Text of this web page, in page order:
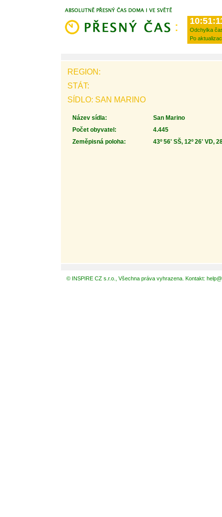
Odchylka
Po
REGION:
STÁT:
SÍDLO: SAN MARINO
Název sídla:
San Marino
Počet obyvatel:
4.445
Zeměpisná poloha:
43º 56' SŠ, 12º 26' VD,
© INSPIRE CZ s.r.o., Všechna práva vyhrazena. Kontakt: